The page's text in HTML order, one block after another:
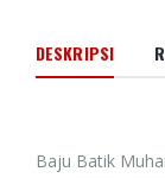
DESKRIPSI
Baju Batik